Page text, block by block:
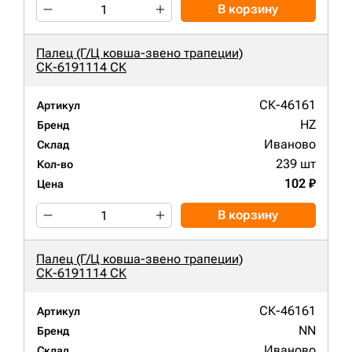
В корзину
Палец (Г/Ц ковша-звено трапеции)
СК-6191114 СК
Артикул СК-46161
Бренд HZ
Склад Иваново
Кол-во 239 шт
Цена 102 ₽
В корзину
Палец (Г/Ц ковша-звено трапеции)
СК-6191114 СК
Артикул СК-46161
Бренд NN